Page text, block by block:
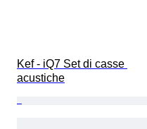
Kef - iQ7 Set di casse
acustiche